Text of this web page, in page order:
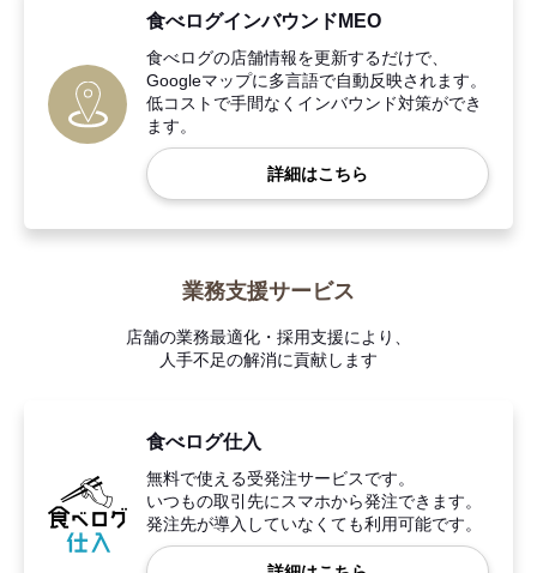
食べログインバウンドMEO
食べログの店舗情報を更新するだけで、
Googleマップに多言語で自動反映されます。
低コストで手間なくインバウンド対策ができ
ます。
詳細はこちら
業務支援サービス
店舗の業務最適化・採用支援により、
人手不足の解消に貢献します
食べログ仕入
無料で使える受発注サービスです。
いつもの取引先にスマホから発注できます。
発注先が導入していなくても利用可能です。